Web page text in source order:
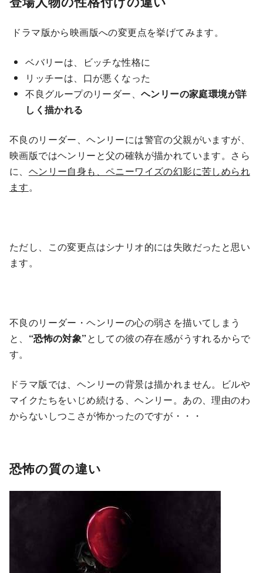
ドラマ版から映画版への変更点を挙げてみます。
ベバリーは、ビッチな性格に
リッチーは、口が悪くなった
不良グループのリーダー、 ヘンリーの家庭環境が詳
しく描かれる
不良のリーダー、ヘンリーには警官の父親がいますが、
映画版ではヘンリーと父の確執が描かれています。さら
に、 ヘンリー自身も、ペニーワイズの幻影に苦しめられ
ます。
ただし、この変更点はシナリオ的には失敗だったと思い
ます。
不良のリーダー・ヘンリーの心の弱さを描いてしまう
と、 “恐怖の対象”としての彼の存在感がうすれるからで
す。
ドラマ版では、ヘンリーの背景は描かれません。ビルや
マイクたちをいじめ続ける、ヘンリー。あの、理由のわ
からないしつこさが怖かったのですが・・・
恐怖の質の違い